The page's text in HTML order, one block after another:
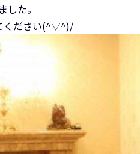
した。
ください(^▽^)/